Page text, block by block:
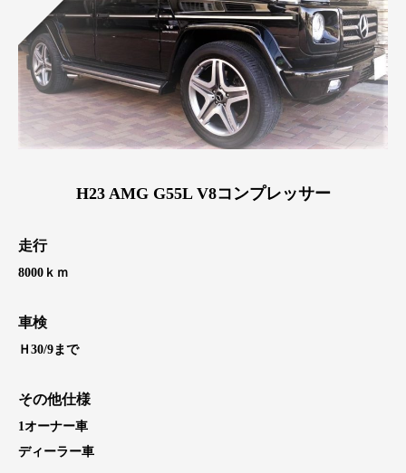
H23 AMG G55L V8コンプレッサー
走行
8000ｋｍ
車検
Ｈ30/9まで
その他仕様
1オーナー車
ディーラー車